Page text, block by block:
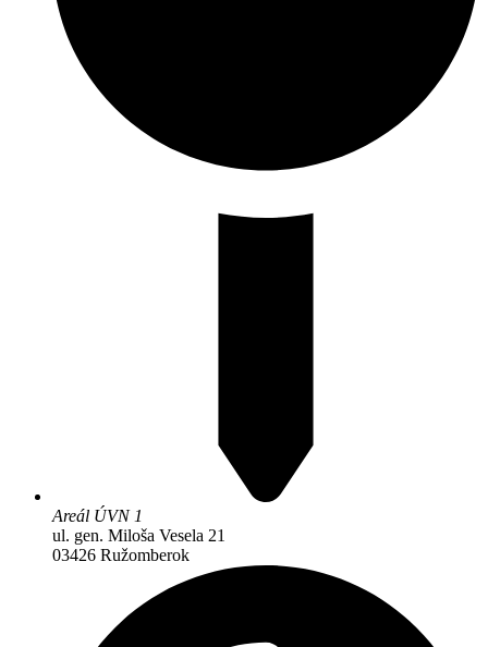
Areál ÚVN 1
ul. gen. Miloša Vesela 21
03426 Ružomberok